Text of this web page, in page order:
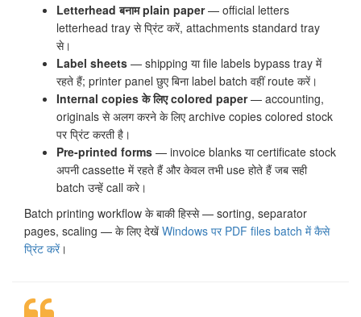
Letterhead बनाम plain paper— official letters
letterhead tray से प्रिंट करें, attachments standard tray
से।
Label sheets — shipping या file labels bypass tray में
रहते हैं; printer panel छुए बिना label batch वहीं route करें।
Internal copies के लिए colored paper— accounting,
originals से अलग करने के लिए archive copies colored stock
पर प्रिंट करती है।
Pre-printed forms — invoice blanks या certificate stock
अपनी cassette में रहते हैं और केवल तभी use होते हैं जब सही
batch उन्हें call करे।
Batch printing workflow के बाकी हिस्से — sorting, separator
pages, scaling — के लिए देखें Windows पर PDF files batch में कैसे
प्रिंट करें।